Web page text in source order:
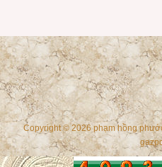
Copyright © 2026 phạm hồng